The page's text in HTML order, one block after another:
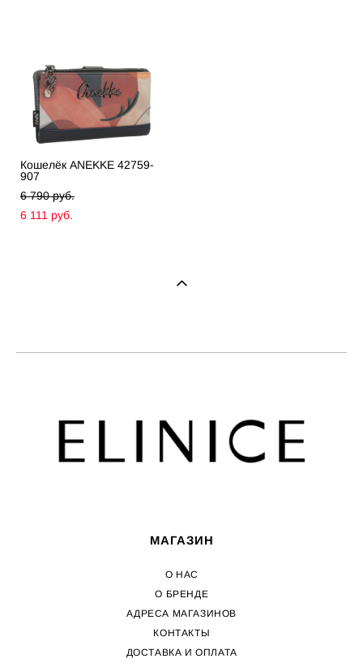
Кошелёк ANEKKE 42759-
907
6 790 pуб.
6 111 pуб.
МАГАЗИН
О НАС
О БРЕНДЕ
АДРЕСА МАГАЗИНОВ
КОНТАКТЫ
ДОСТАВКА И ОПЛАТА